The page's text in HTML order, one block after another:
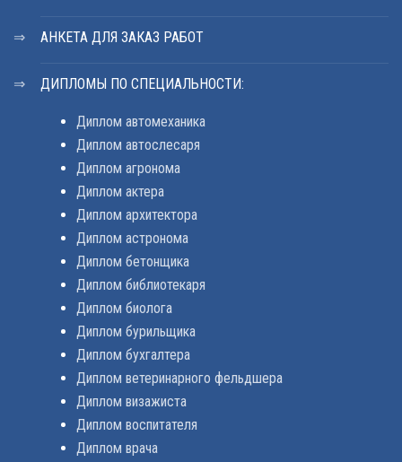
АНКЕТА ДЛЯ ЗАКАЗ РАБОТ
ДИПЛОМЫ ПО СПЕЦИАЛЬНОСТИ:
Диплом автомеханика
Диплом автослесаря
Диплом агронома
Диплом актера
Диплом архитектора
Диплом астронома
Диплом бетонщика
Диплом библиотекаря
Диплом биолога
Диплом бурильщика
Диплом бухгалтера
Диплом ветеринарного фельдшера
Диплом визажиста
Диплом воспитателя
Диплом врача